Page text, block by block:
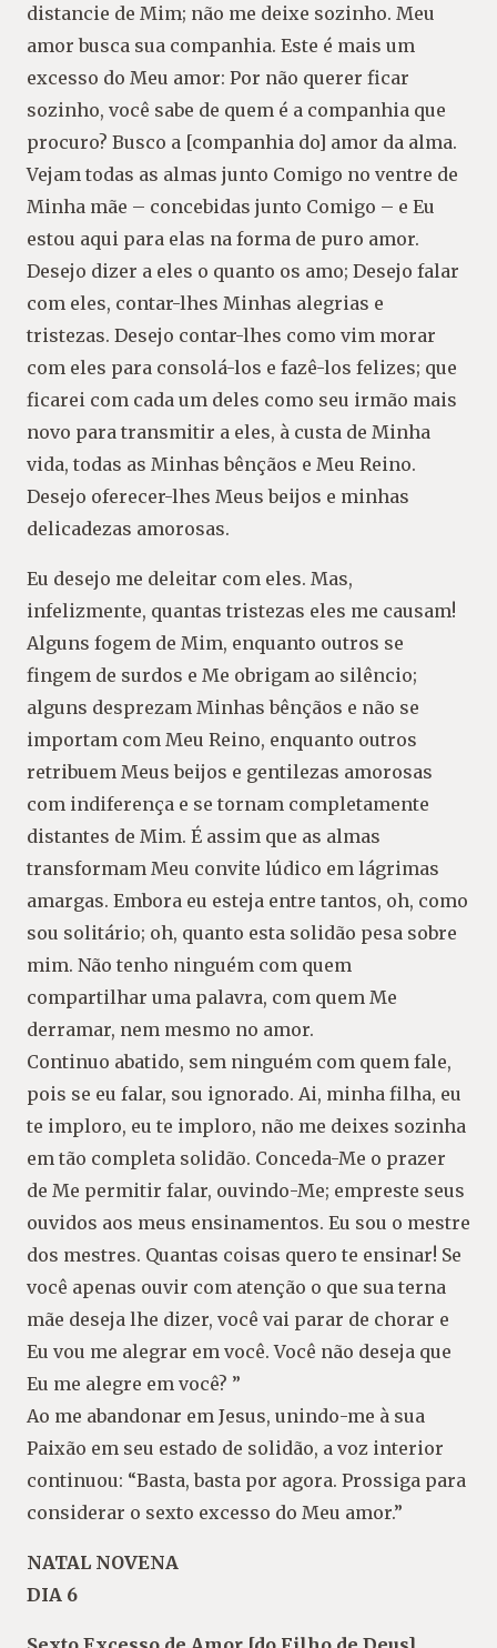
distancie de Mim; não me deixe sozinho. Meu
amor busca sua companhia. Este é mais um
excesso do Meu amor: Por não querer ficar
sozinho, você sabe de quem é a companhia que
procuro? Busco a [companhia do] amor da alma.
Vejam todas as almas junto Comigo no ventre de
Minha mãe – concebidas junto Comigo – e Eu
estou aqui para elas na forma de puro amor.
Desejo dizer a eles o quanto os amo; Desejo falar
com eles, contar-lhes Minhas alegrias e
tristezas. Desejo contar-lhes como vim morar
com eles para consolá-los e fazê-los felizes; que
ficarei com cada um deles como seu irmão mais
novo para transmitir a eles, à custa de Minha
vida, todas as Minhas bênçãos e Meu Reino.
Desejo oferecer-lhes Meus beijos e minhas
delicadezas amorosas.
Eu desejo me deleitar com eles. Mas,
infelizmente, quantas tristezas eles me causam!
Alguns fogem de Mim, enquanto outros se
fingem de surdos e Me obrigam ao silêncio;
alguns desprezam Minhas bênçãos e não se
importam com Meu Reino, enquanto outros
retribuem Meus beijos e gentilezas amorosas
com indiferença e se tornam completamente
distantes de Mim. É assim que as almas
transformam Meu convite lúdico em lágrimas
amargas. Embora eu esteja entre tantos, oh, como
sou solitário; oh, quanto esta solidão pesa sobre
mim. Não tenho ninguém com quem
compartilhar uma palavra, com quem Me
derramar, nem mesmo no amor.
Continuo abatido, sem ninguém com quem fale,
pois se eu falar, sou ignorado. Ai, minha filha, eu
te imploro, eu te imploro, não me deixes sozinha
em tão completa solidão. Conceda-Me o prazer
de Me permitir falar, ouvindo-Me; empreste seus
ouvidos aos meus ensinamentos. Eu sou o mestre
dos mestres. Quantas coisas quero te ensinar! Se
você apenas ouvir com atenção o que sua terna
mãe deseja lhe dizer, você vai parar de chorar e
Eu vou me alegrar em você. Você não deseja que
Eu me alegre em você? ”
Ao me abandonar em Jesus, unindo-me à sua
Paixão em seu estado de solidão, a voz interior
continuou: “Basta, basta por agora. Prossiga para
considerar o sexto excesso do Meu amor.”
NATAL NOVENA
DIA 6